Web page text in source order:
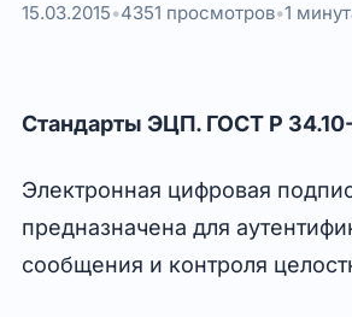
15.03.2015•4351 просмотров•1
Стандарты ЭЦП. ГОСТ Р
Электронная цифровая
предназначена для
сообщения и контроля